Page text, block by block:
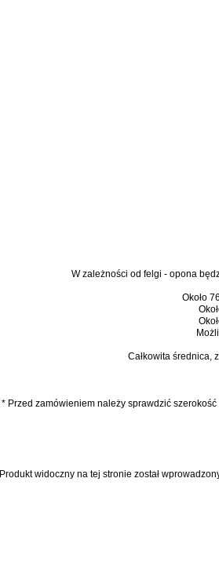
W zależności od felgi - opona
Około
Całkowita średnica,
* Przed zamówieniem należy sprawdzić
Produkt widoczny na tej stronie został